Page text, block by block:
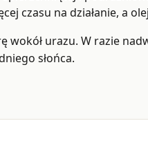
czasu na działanie, a
urazu. W razie
słońca.